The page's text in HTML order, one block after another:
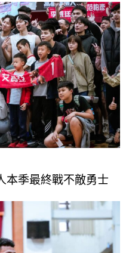
本季最終戰不敵勇士